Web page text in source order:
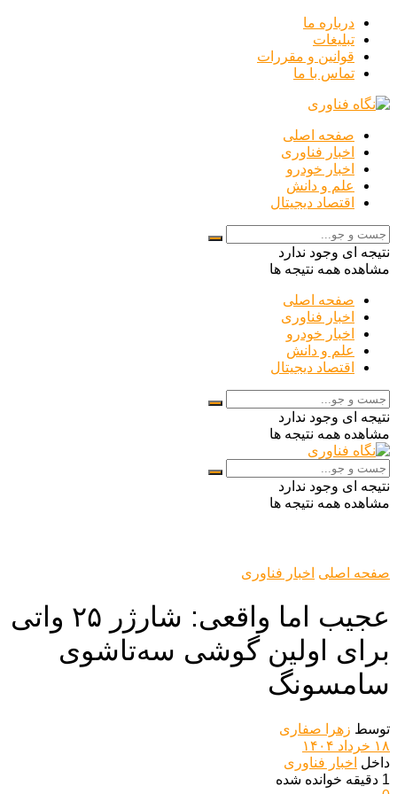
درباره ما
تبلیغات
قوانین و مقررات
تماس با ما
صفحه اصلی
اخبار فناوری
اخبار خودرو
علم و دانش
اقتصاد دیجیتال
نتیجه ای وجود ندارد
مشاهده همه نتیجه ها
صفحه اصلی
اخبار فناوری
اخبار خودرو
علم و دانش
اقتصاد دیجیتال
نتیجه ای وجود ندارد
مشاهده همه نتیجه ها
نتیجه ای وجود ندارد
مشاهده همه نتیجه ها
صفحه اصلی اخبار فناوری
عجیب اما واقعی: شارژر ۲۵ واتی
برای اولین گوشی سه‌تاشوی
سامسونگ
توسط زهرا صفاری
۱۸ خرداد ۱۴۰۴
داخل اخبار فناوری
1 دقیقه خوانده شده